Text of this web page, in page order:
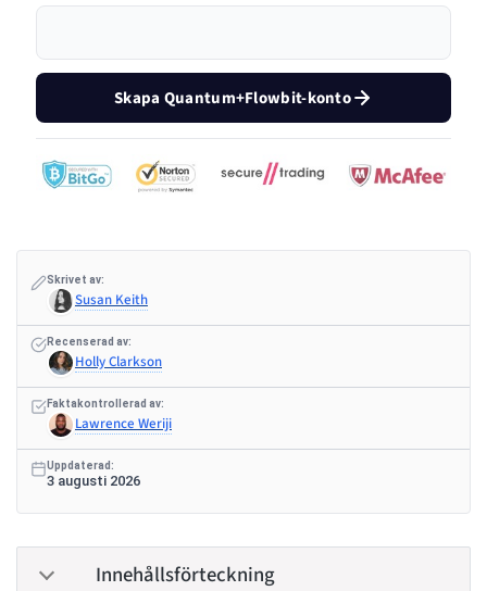
Skapa Quantum+Flowbit-konto
Skrivet av:
Susan Keith
Recenserad av:
Holly Clarkson
Faktakontrollerad av:
Lawrence Weriji
Uppdaterad:
3 augusti 2026
Innehållsförteckning